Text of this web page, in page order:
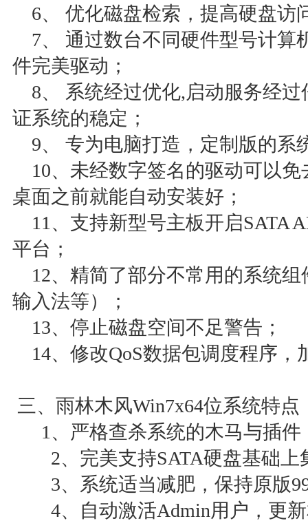
6、 优化磁盘检索，提高硬盘访
7、 通过数台不同硬件型号计算
件完美驱动；
8、 系统经过优化,启动服务经过
证系统的稳定；
9、 专为电脑打造，定制版的系
10、未经数字签名的驱动可以免
桌面之前就能自动安装好；
11、支持新型号主板开启SATA
平台；
12、精简了部分不常用的系统组
输入法等）；
13、停止磁盘空间不足警告；
14、修改QoS数据包调度程序，
三、雨林木风Win7x64位系统特点
1、严格查杀系统的木马与插件
2、完美支持SATA硬盘基础上
3、系统适当减肥，保持原版
4、自动激活Admin用户，更新